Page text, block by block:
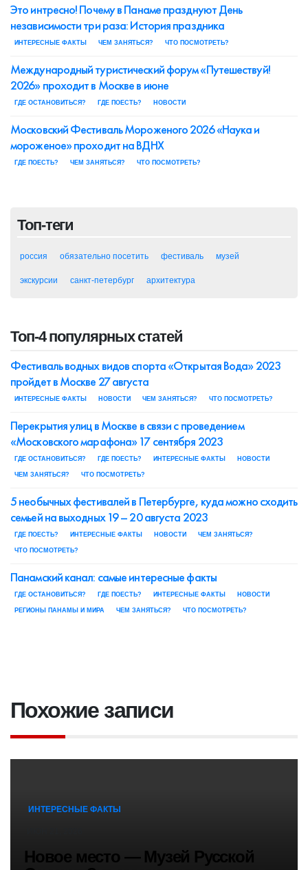
Это интресно! Почему в Панаме празднуют День
независимости три раза: История праздника
ИНТЕРЕСНЫЕ ФАКТЫ ЧЕМ ЗАНЯТЬСЯ? ЧТО ПОСМОТРЕТЬ?
Международный туристический форум «Путешествуй!
2026» проходит в Москве в июне
ГДЕ ОСТАНОВИТЬСЯ? ГДЕ ПОЕСТЬ? НОВОСТИ
Московский Фестиваль Мороженого 2026 «Наука и
мороженое» проходит на ВДНХ
ГДЕ ПОЕСТЬ? ЧЕМ ЗАНЯТЬСЯ? ЧТО ПОСМОТРЕТЬ?
Топ-теги
россия обязательно посетить фестиваль музей
экскурсии санкт-петербург архитектура
Топ-4 популярных статей
Фестиваль водных видов спорта «Открытая Вода» 2023
пройдет в Москве 27 августа
ИНТЕРЕСНЫЕ ФАКТЫ НОВОСТИ ЧЕМ ЗАНЯТЬСЯ? ЧТО ПОСМОТРЕТЬ?
Перекрытия улиц в Москве в связи с проведением
«Московского марафона» 17 сентября 2023
ГДЕ ОСТАНОВИТЬСЯ? ГДЕ ПОЕСТЬ? ИНТЕРЕСНЫЕ ФАКТЫ НОВОСТИ
ЧЕМ ЗАНЯТЬСЯ? ЧТО ПОСМОТРЕТЬ?
5 необычных фестивалей в Петербурге, куда можно сходить
семьей на выходных 19 – 20 августа 2023
ГДЕ ПОЕСТЬ? ИНТЕРЕСНЫЕ ФАКТЫ НОВОСТИ ЧЕМ ЗАНЯТЬСЯ?
ЧТО ПОСМОТРЕТЬ?
Панамский канал: самые интересные факты
ГДЕ ОСТАНОВИТЬСЯ? ГДЕ ПОЕСТЬ? ИНТЕРЕСНЫЕ ФАКТЫ НОВОСТИ
РЕГИОНЫ ПАНАМЫ И МИРА ЧЕМ ЗАНЯТЬСЯ? ЧТО ПОСМОТРЕТЬ?
Похожие записи
ИНТЕРЕСНЫЕ ФАКТЫ
Новое место — Музей Русской